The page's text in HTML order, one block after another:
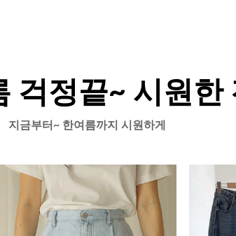
걱정끝~ 시원한
지금부터~ 한여름까지 시원하게